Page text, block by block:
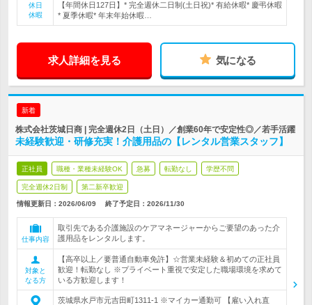
休日
休暇
【年間休日127日】* 完全週休二日制(土日祝)* 有給休暇* 慶弔休暇
* 夏季休暇* 年末年始休暇…
求人詳細を見る 気になる
新着
株式会社茨城日商 | 完全週休2日（土日）／創業60年で安定性◎／若手活躍
未経験歓迎・研修充実！介護用品の【レンタル営業スタッフ】
正社員 職種・業種未経験OK 急募 転勤なし 学歴不問
完全週休2日制 第二新卒歓迎
情報更新日：2026/06/09 終了予定日： 2026/11/30
仕事内容
取引先である介護施設のケアマネージャーからご要望のあった介
護用品をレンタルします。
対象と
なる方
【高卒以上／要普通自動車免許】☆営業未経験＆初めての正社員
歓迎！転勤なし ※プライベート重視で安定した職場環境を求めて
いる方歓迎します！
茨城県水戸市元吉田町1311-1 ※マイカー通勤可 【雇い入れ直